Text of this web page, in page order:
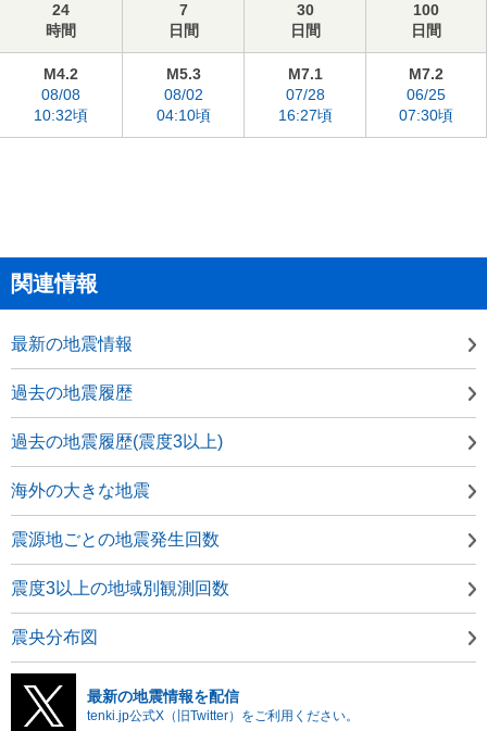
24
時間
7
日間
30
日間
100
日間
M4.2
08/08
10:32頃
M5.3
08/02
04:10頃
M7.1
07/28
16:27頃
M7.2
06/25
07:30頃
関連情報
最新の地震情報
過去の地震履歴
過去の地震履歴(震度3以上)
海外の大きな地震
震源地ごとの地震発生回数
震度3以上の地域別観測回数
震央分布図
最新の地震情報を配信
tenki.jp公式X（旧Twitter）をご利用ください。